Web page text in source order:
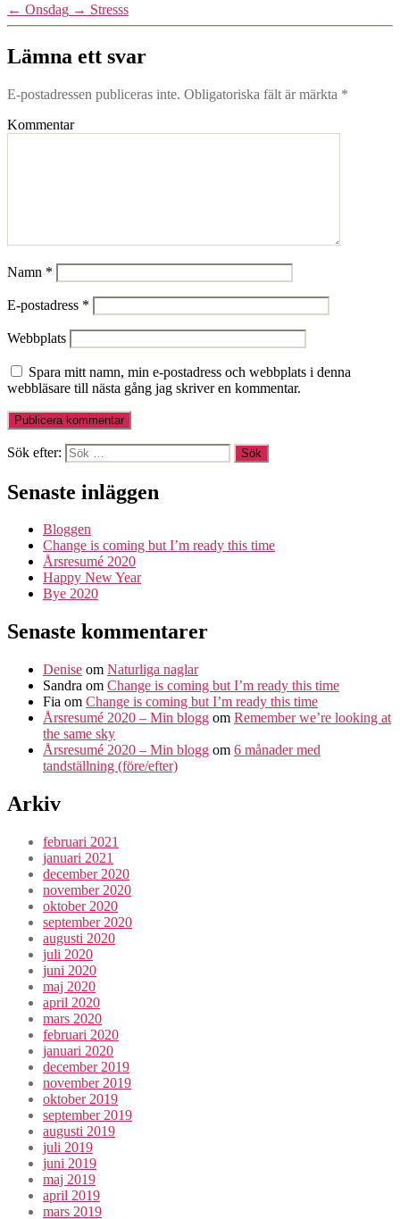
← Onsdag → Stresss
Lämna ett svar
E-postadressen publiceras inte. Obligatoriska fält är märkta *
Kommentar
Namn *
E-postadress *
Webbplats
Spara mitt namn, min e-postadress och webbplats i denna
webbläsare till nästa gång jag skriver en kommentar.
Sök efter:
Senaste inläggen
Bloggen
Change is coming but I’m ready this time
Årsresumé 2020
Happy New Year
Bye 2020
Senaste kommentarer
Denise om Naturliga naglar
Sandra om Change is coming but I’m ready this time
Fia om Change is coming but I’m ready this time
Årsresumé 2020 – Min blogg om Remember we’re looking at
the same sky
Årsresumé 2020 – Min blogg om 6 månader med
tandställning (före/efter)
Arkiv
februari 2021
januari 2021
december 2020
november 2020
oktober 2020
september 2020
augusti 2020
juli 2020
juni 2020
maj 2020
april 2020
mars 2020
februari 2020
januari 2020
december 2019
november 2019
oktober 2019
september 2019
augusti 2019
juli 2019
juni 2019
maj 2019
april 2019
mars 2019